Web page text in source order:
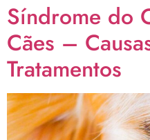
Síndrome do
Cães –
Tratamentos